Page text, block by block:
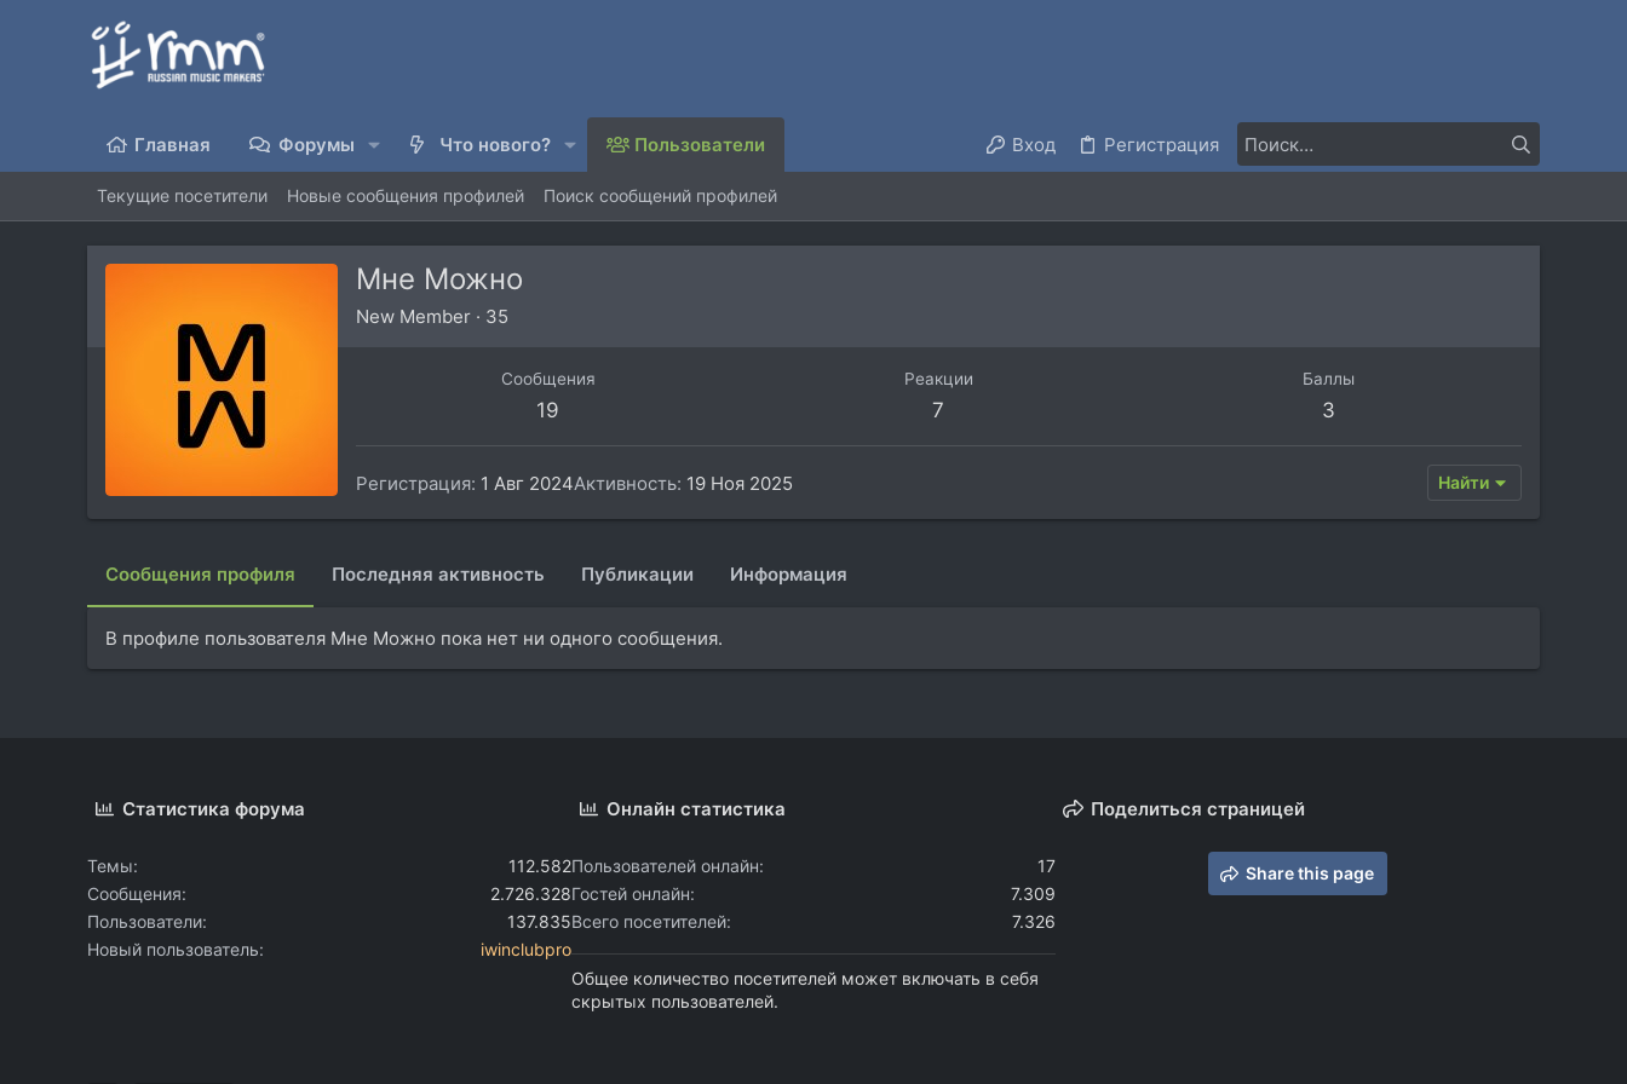
Главная Форумы Что нового? Пользователи Вход Регистрация
Текущие посетители Новые сообщения профилей Поиск сообщений профилей
Мне Можно
New Member · 35
Сообщения
19
Реакции
7
Баллы
3
Регистрация 1 Авг 2024Активность 19 Ноя 2025 Найти
Сообщения профиля Последняя активность Публикации Информация
В профиле пользователя Мне Можно пока нет ни одного сообщения.
Статистика форума
Темы
112.582
Сообщения
2.726.328
Пользователи
137.835
Новый пользователь
iwinclubpro
Онлайн статистика
Пользователей онлайн
17
Гостей онлайн
7.309
Всего посетителей
7.326
Общее количество посетителей может включать в себя
скрытых пользователей.
Поделиться страницей
Share this page